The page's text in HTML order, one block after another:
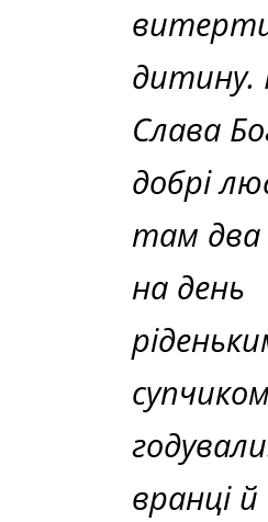
дитину.
Слава
добрі
там два
на день
супчиком
вранці й